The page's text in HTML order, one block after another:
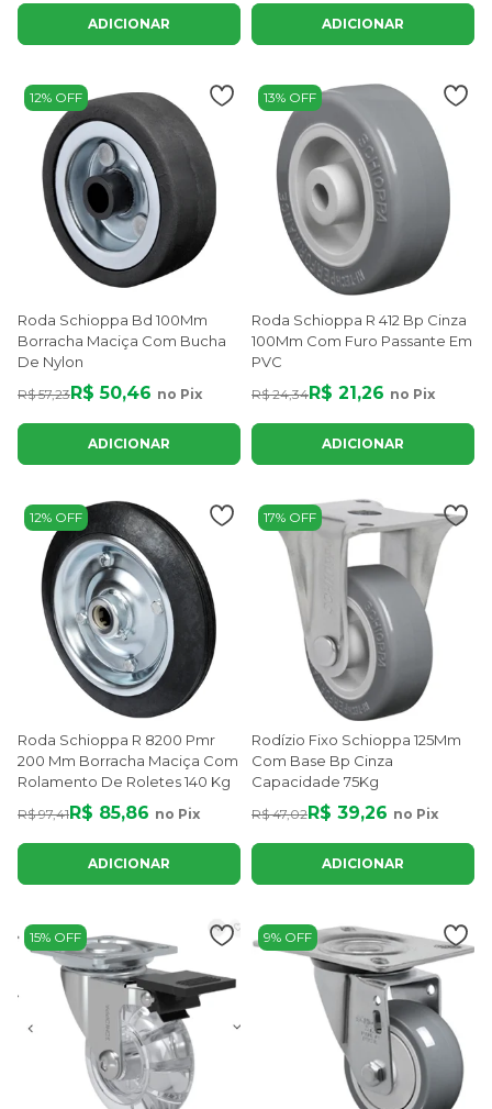
ADICIONAR ADICIONAR
12% OFF
Roda Schioppa Bd 100Mm
Borracha Maciça Com Bucha
De Nylon
R$ 57,23R$ 50,46 no Pix
ADICIONAR
13% OFF
Roda Schioppa R 412 Bp Cinza
100Mm Com Furo Passante Em
PVC
R$ 24,34R$ 21,26 no Pix
ADICIONAR
12% OFF
Roda Schioppa R 8200 Pmr
200 Mm Borracha Maciça Com
Rolamento De Roletes 140 Kg
R$ 97,41R$ 85,86 no Pix
ADICIONAR
17% OFF
Rodízio Fixo Schioppa 125Mm
Com Base Bp Cinza
Capacidade 75Kg
R$ 47,02R$ 39,26 no Pix
ADICIONAR
15% OFF 9% OFF